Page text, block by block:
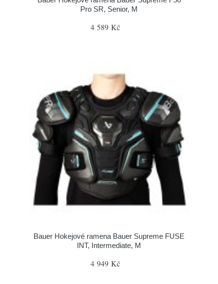
Pro SR, Senior, M
4 589 Kč
Bauer Hokejové ramena Bauer Supreme FUSE
INT, Intermediate, M
4 949 Kč